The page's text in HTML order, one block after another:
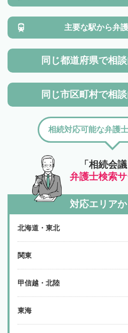
主要な駅から弁
同じ都道府県で相
同じ市区町村で相
「相続会
弁護士検索
相続対応可能な弁護
対応エリア
北海道・東北
関東
甲信越・北陸
東海